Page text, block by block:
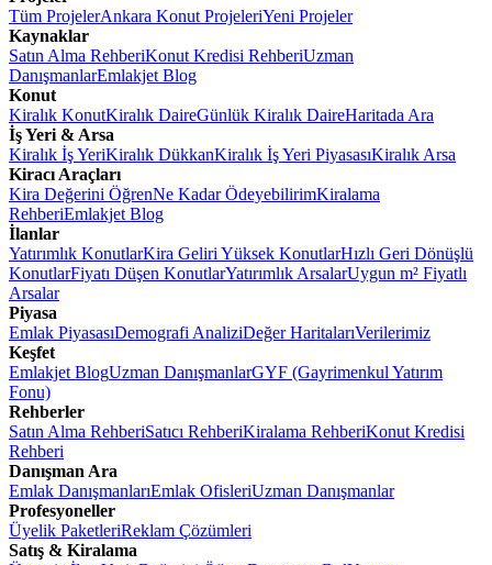
Tüm ProjelerAnkara Konut ProjeleriYeni Projeler
Kaynaklar
Satın Alma RehberiKonut Kredisi RehberiUzman
DanışmanlarEmlakjet Blog
Konut
Kiralık KonutKiralık DaireGünlük Kiralık DaireHaritada Ara
İş Yeri & Arsa
Kiralık İş YeriKiralık DükkanKiralık İş Yeri PiyasasıKiralık Arsa
Kiracı Araçları
Kira Değerini ÖğrenNe Kadar ÖdeyebilirimKiralama
RehberiEmlakjet Blog
İlanlar
Yatırımlık KonutlarKira Geliri Yüksek KonutlarHızlı Geri Dönüşlü
KonutlarFiyatı Düşen KonutlarYatırımlık ArsalarUygun m² Fiyatlı
Arsalar
Piyasa
Emlak PiyasasıDemografi AnaliziDeğer HaritalarıVerilerimiz
Keşfet
Emlakjet BlogUzman DanışmanlarGYF (Gayrimenkul Yatırım
Fonu)
Rehberler
Satın Alma RehberiSatıcı RehberiKiralama RehberiKonut Kredisi
Rehberi
Danışman Ara
Emlak DanışmanlarıEmlak OfisleriUzman Danışmanlar
Profesyoneller
Üyelik PaketleriReklam Çözümleri
Satış & Kiralama